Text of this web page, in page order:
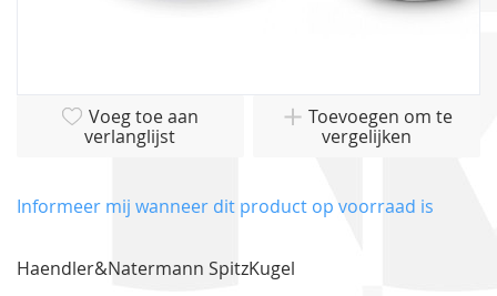
van
gallerij
Voeg toe aan
verlanglijst
Toevoegen om te
vergelijken
Informeer mij wanneer dit product op voorraad is
Haendler&Natermann SpitzKugel